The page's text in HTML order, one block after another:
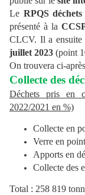
Le RPQS déchets
présenté à la
CLCV. Il a ensuite
juillet 2023 (point
On trouvera ci-
Collecte des
Déchets pris en
2022/2021 en %)
Collecte en
Verre en
Apports en
Collecte des
Total : 258 819